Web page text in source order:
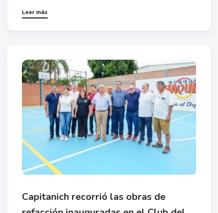
Leer más
Capitanich recorrió las obras de